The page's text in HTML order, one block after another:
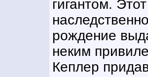
гигантом.
рождение
неким
Кеплер